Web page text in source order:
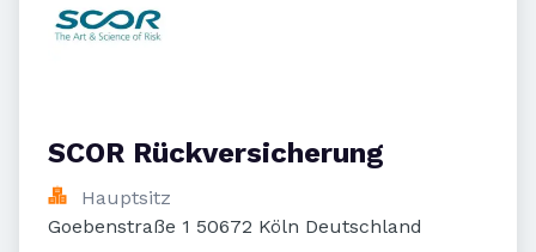
SCOR Rückversicherung
Hauptsitz
Goebenstraße 1 50672 Köln Deutschland